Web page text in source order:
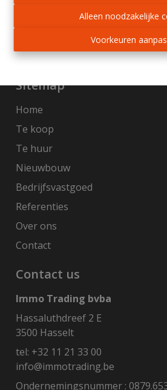
Alleen noodzakelijke
Voorkeuren
een mum van tijd kan worden
Gratis schatting
Sitemap
Home
Te koop
Te huur
Nieuwbouw
Bedrijfsvastgoed
Referenties
Over ons
Contact
Contact us
Immo Trading bvba
Hassaluthdreef 2 E
3500 Hasselt
tel: +32 11 21 33 00
info@immotrading.be
Ondernemingsnummer :